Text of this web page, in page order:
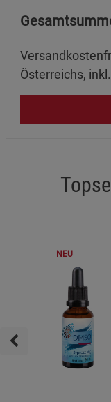
Österreichs,
NEU